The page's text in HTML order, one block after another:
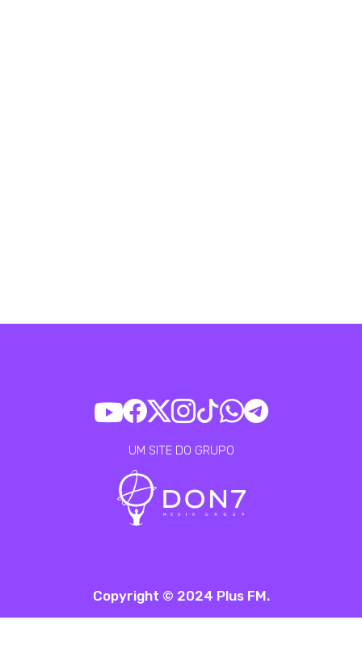
UM SITE DO GRUPO
Copyright © 2024 Plus FM.